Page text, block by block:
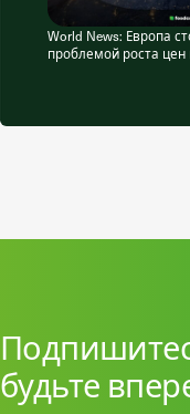
World News: Европа
проблемой роста цен
будьте